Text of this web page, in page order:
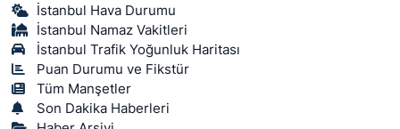
İstanbul Hava Durumu
İstanbul Namaz Vakitleri
İstanbul Trafik Yoğunluk Haritası
Puan Durumu ve Fikstür
Tüm Manşetler
Son Dakika Haberleri